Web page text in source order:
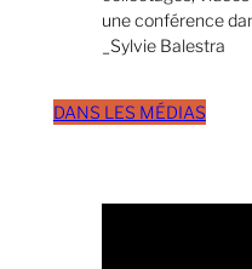
une conférence
_Sylvie Balestra
DANS LES MÉDIAS